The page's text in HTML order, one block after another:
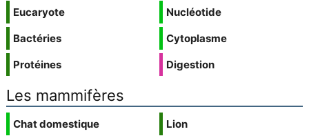
Eucaryote
Bactéries
Protéines
Nucléotide
Cytoplasme
Digestion
Les mammifères
Chat domestique
Lion